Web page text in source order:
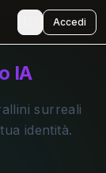
Accedi
IA
surreali
identità.